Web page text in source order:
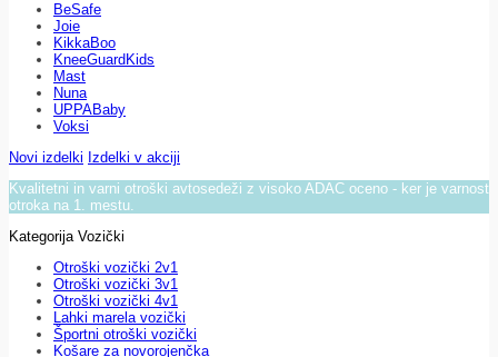
BeSafe
Joie
KikkaBoo
KneeGuardKids
Mast
Nuna
UPPABaby
Voksi
Novi izdelki Izdelki v akciji
Kvalitetni in varni otroški avtosedeži z visoko ADAC oceno - ker je varnost
otroka na 1. mestu.
Kategorija Vozički
Otroški vozički 2v1
Otroški vozički 3v1
Otroški vozički 4v1
Lahki marela vozički
Športni otroški vozički
Košare za novorojenčka